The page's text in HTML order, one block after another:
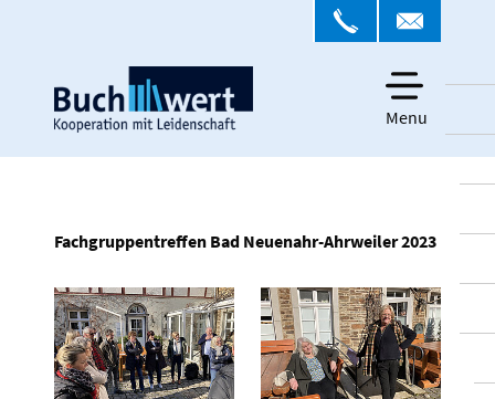
Menu
Fachgruppentreffen Bad Neuenahr-Ahrweiler 2023